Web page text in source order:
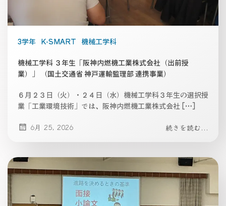
3学年 K-SMART 機械工学科
機械工学科 ３年生「阪神内燃機工業株式会社（出前授
業）」 （国土交通省 神戸運輸監理部 連携事業）
６月２３日（火）・２４日（水）機械工学科３年生の選択授
業「工業環境技術」では、阪神内燃機工業株式会社 […]
6月 25, 2026 続きを読む...